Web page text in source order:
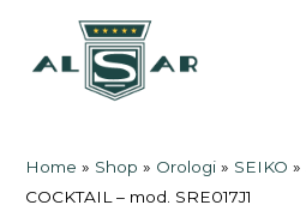
contenuto
Home » Shop » Orologi » SEIKO »
COCKTAIL – mod. SRE017J1